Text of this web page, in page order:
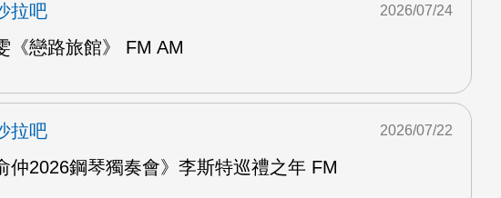
拉吧
《戀路旅館》 FM AM
2026/07/24
拉吧
仲2026鋼琴獨奏會》李斯特巡禮之年 FM
2026/07/22